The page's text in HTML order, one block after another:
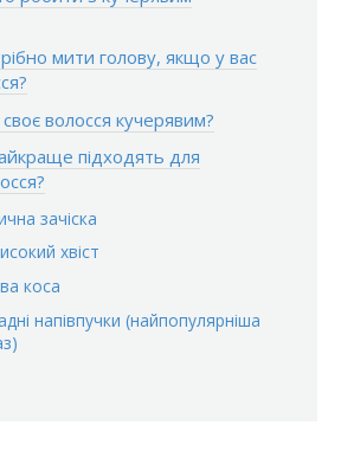
мити голову, якщо у вас
волосся кучерявим?
підходять для
зачіска
хвіст
коса
напівпучки (найпопулярніша